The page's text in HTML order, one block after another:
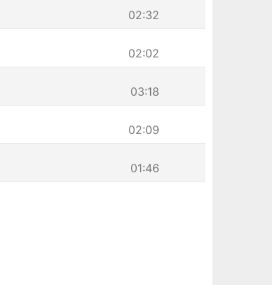
02:32
02:02
03:18
02:09
01:46